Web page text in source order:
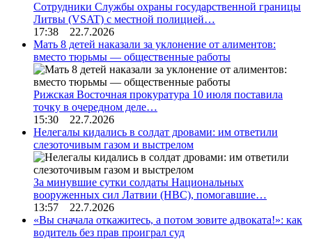
Сотрудники Службы охраны государственной границы
Литвы (VSAT) с местной полицией…
17:38 22.7.2026
Мать 8 детей наказали за уклонение от алиментов:
вместо тюрьмы — общественные работы
Рижская Восточная прокуратура 10 июля поставила
точку в очередном деле…
15:30 22.7.2026
Нелегалы кидались в солдат дровами: им ответили
слезоточивым газом и выстрелом
За минувшие сутки солдаты Национальных
вооруженных сил Латвии (НВС), помогавшие…
13:57 22.7.2026
«Вы сначала откажитесь, а потом зовите адвоката!»: как
водитель без прав проиграл суд